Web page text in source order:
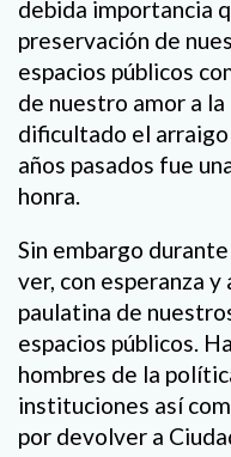
debida importancia
preservación de
espacios públicos
de nuestro amor a
dificultado el arraigo
años pasados fue
honra.
Sin embargo
ver, con esperanza
paulatina de
espacios públicos.
hombres de la
instituciones así
por devolver a